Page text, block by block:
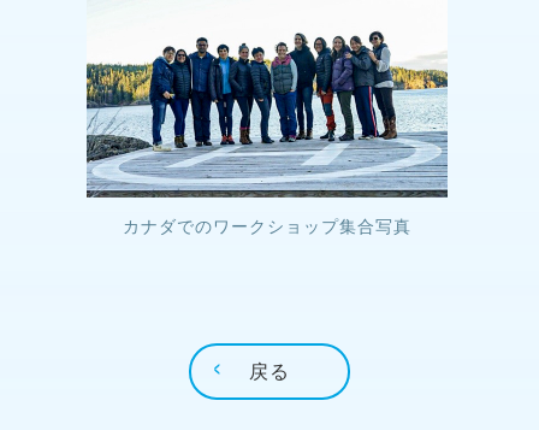
カナダでのワークショップ集合写真
戻る